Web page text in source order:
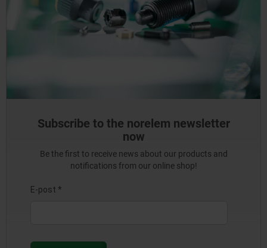
Subscribe to the norelem newsletter
now
Be the first to receive news about our products and
notifications from our online shop!